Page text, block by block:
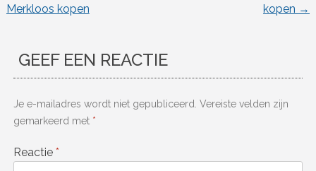
Merkloos kopen
kopen →
GEEF EEN REACTIE
Je e-mailadres wordt niet gepubliceerd. Vereiste velden zijn
gemarkeerd met *
Reactie *